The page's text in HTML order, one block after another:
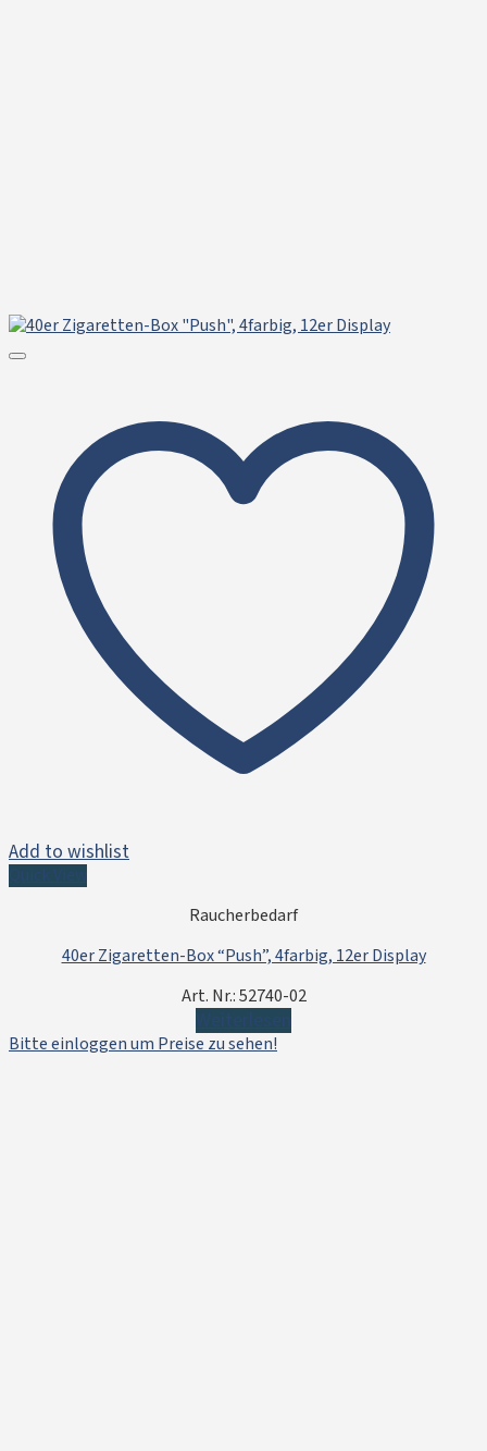
Add to wishlist
Raucherbedarf
40er Zigaretten-Box “Push”, 4farbig, 12er Display
Art. Nr.: 52740-02
Bitte einloggen um Preise zu sehen!